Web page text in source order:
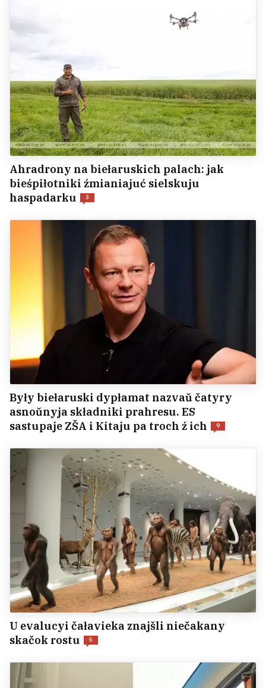
Ahradrony na biełaruskich palach: jak
bieśpiłotniki źmianiajuć sielskuju
haspadarku
3
Były biełaruski dypłamat nazvaŭ čatyry
asnoŭnyja składniki prahresu. ES
sastupaje ZŠA i Kitaju pa troch ź ich
9
U evalucyi čałavieka znajšli niečakany
skačok rostu
5